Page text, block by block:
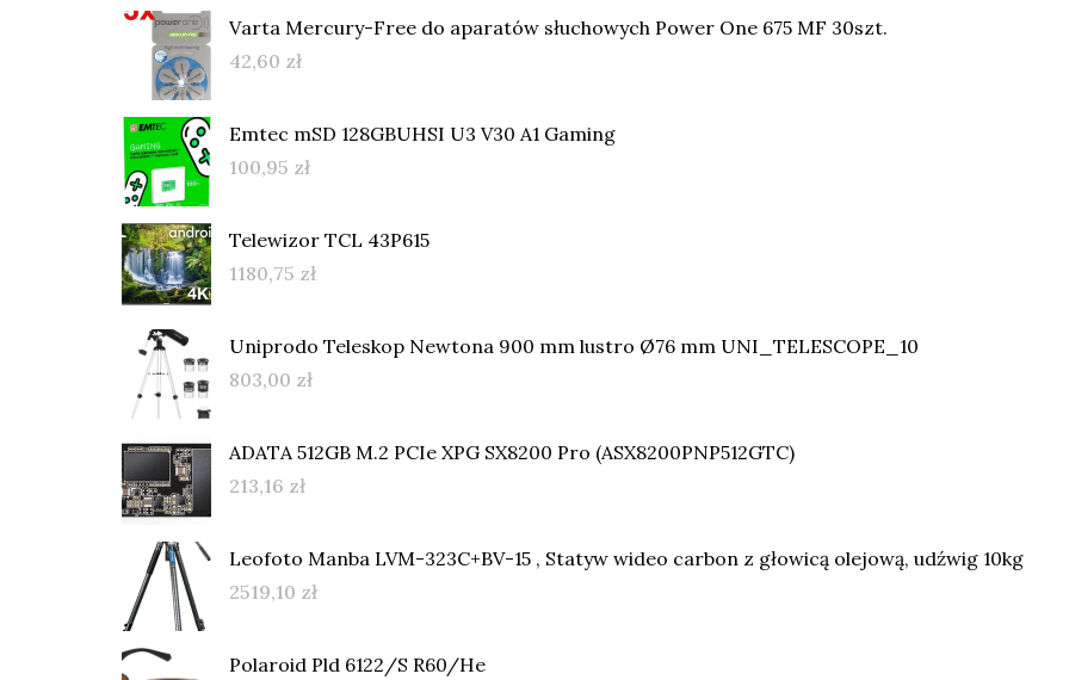
Varta Mercury-Free do aparatów słuchowych Power One 675 MF 30szt.
42,60 zł
Emtec mSD 128GBUHSI U3 V30 A1 Gaming
100,95 zł
Telewizor TCL 43P615
1180,75 zł
Uniprodo Teleskop Newtona 900 mm lustro Ø76 mm UNI_TELESCOPE_10
803,00 zł
ADATA 512GB M.2 PCIe XPG SX8200 Pro (ASX8200PNP512GTC)
213,16 zł
Leofoto Manba LVM-323C+BV-15 , Statyw wideo carbon z głowicą olejową, udźwig 10kg
2519,10 zł
Polaroid Pld 6122/S R60/He